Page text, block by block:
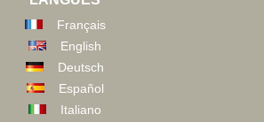
Français
English
Deutsch
Español
Italiano